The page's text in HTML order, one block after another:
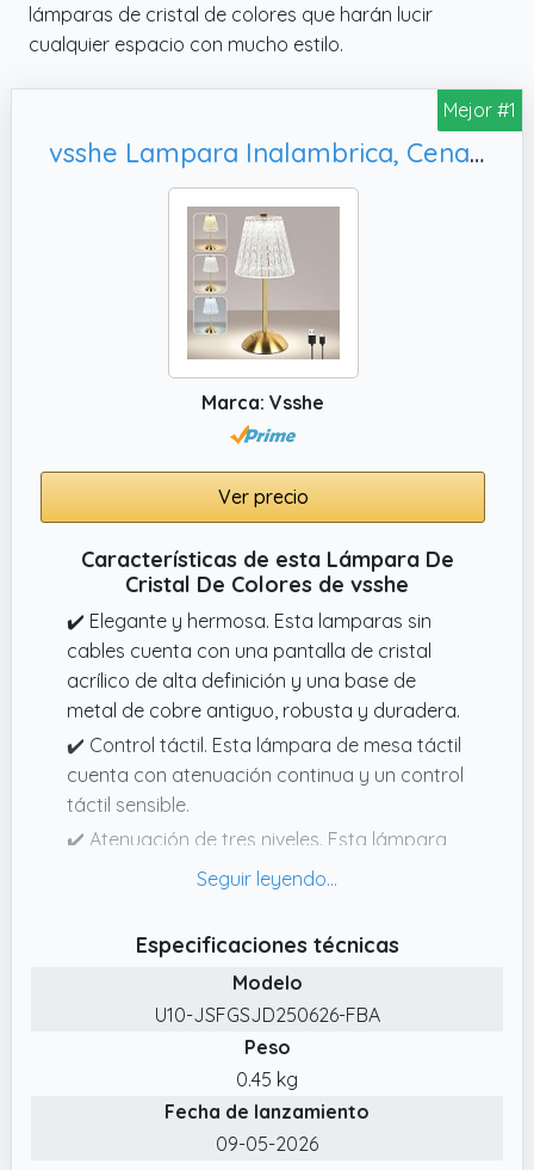
lámparas de cristal de colores que harán lucir
cualquier espacio con mucho estilo.
Mejor #1
vsshe Lampara Inalambrica, Cena (Oro)
Marca: Vsshe
Ver precio
Características de esta Lámpara De
Cristal De Colores de vsshe
✔️ Elegante y hermosa. Esta lamparas sin
cables cuenta con una pantalla de cristal
acrílico de alta definición y una base de
metal de cobre antiguo, robusta y duradera.
✔️ Control táctil. Esta lámpara de mesa táctil
cuenta con atenuación continua y un control
táctil sensible.
✔️ Atenuación de tres niveles. Esta lámpara
de mesa táctil inalámbrica cuenta con
✔️ Regalo ideal. Esta lámpara de mesa retro
inalámbrica combina la belleza del cristal con
la suntuosidad del metal dorado, creando un
ambiente vintage y elegante.
✔️ Iluminación de larga duración. Esta
lámpara de mesa recargable cuenta con un
diseño inalámbrico, una batería recargable
integrada de 2000 mAh y un cable de carga
Especificaciones técnicas
Modelo
U10-JSFGSJD250626-FBA
Peso
0.45 kg
Fecha de lanzamiento
09-05-2026